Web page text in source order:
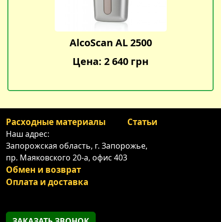
AlcoScan AL 2500
Цена: 2 640 грн
Расходные материалы Статьи
Наш адрес:
Запорожская область, г. Запорожье,
пр. Маяковского 20-а, офис 403
Обмен и возврат
Оплата и доставка